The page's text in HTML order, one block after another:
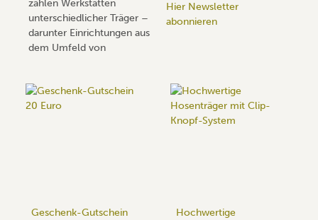
zählen Werkstätten
unterschiedlicher Träger –
darunter Einrichtungen aus
dem Umfeld von
Hier Newsletter
abonnieren
Geschenk-Gutschein
Hochwertige